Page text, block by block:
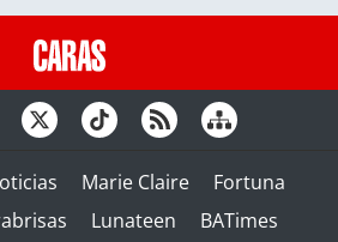
Marie Claire
Fortuna
Lunateen BATimes